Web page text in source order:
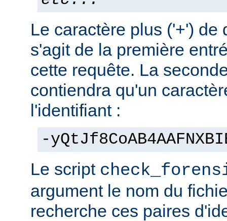
Le caractère plus ('+') de
s'agit de la première
cette requête. La
contiendra qu'un
l'identifiant :
-
Le script
argument le nom du
recherche ces paires